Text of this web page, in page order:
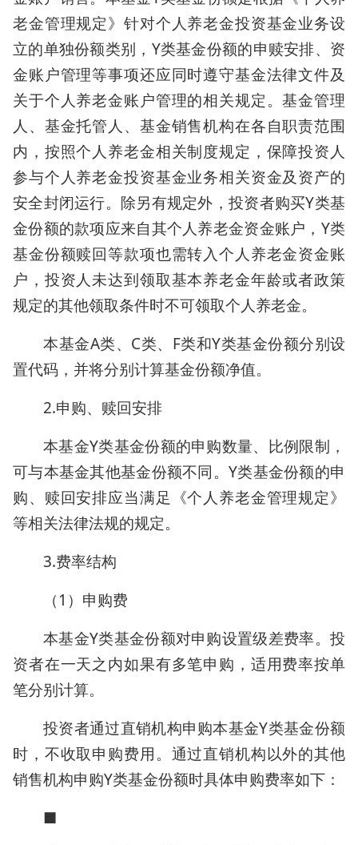
老金管理规定》针对个人养老金投资基金业务设
立的单独份额类别，Y类基金份额的申赎安排、资
金账户管理等事项还应同时遵守基金法律文件及
关于个人养老金账户管理的相关规定。基金管理
人、基金托管人、基金销售机构在各自职责范围
内，按照个人养老金相关制度规定，保障投资人
参与个人养老金投资基金业务相关资金及资产的
安全封闭运行。除另有规定外，投资者购买Y类基
金份额的款项应来自其个人养老金资金账户，Y类
基金份额赎回等款项也需转入个人养老金资金账
户，投资人未达到领取基本养老金年龄或者政策
规定的其他领取条件时不可领取个人养老金。
本基金A类、C类、F类和Y类基金份额分别设
置代码，并将分别计算基金份额净值。
2.申购、赎回安排
本基金Y类基金份额的申购数量、比例限制，
可与本基金其他基金份额不同。Y类基金份额的申
购、赎回安排应当满足《个人养老金管理规定》
等相关法律法规的规定。
3.费率结构
（1）申购费
本基金Y类基金份额对申购设置级差费率。投
资者在一天之内如果有多笔申购，适用费率按单
笔分别计算。
投资者通过直销机构申购本基金Y类基金份额
时，不收取申购费用。通过直销机构以外的其他
销售机构申购Y类基金份额时具体申购费率如下：
■